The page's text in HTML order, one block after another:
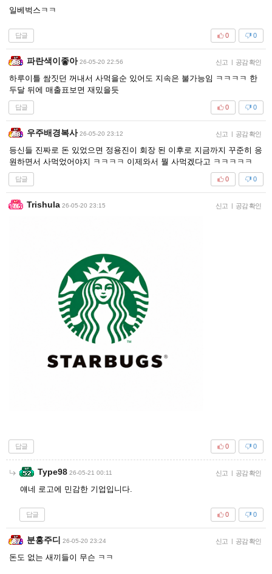
일베벅스ㅋㅋ
답글 0
0
파란색이좋아 26-05-20 22:56 신고 | 공감 확인
하루이틀 쌈짓던 꺼내서 사먹을순 있어도 지속은 불가능임 ㅋㅋㅋㅋ 한
두달 뒤에 매출표보면 재밌을듯
답글 0
0
우주배경복사 26-05-20 23:12 신고 | 공감 확인
등신들 진짜로 돈 있었으면 정용진이 회장 된 이후로 지금까지 꾸준히 응
원하면서 사먹었어야지 ㅋㅋㅋㅋ 이제와서 뭘 사먹겠다고 ㅋㅋㅋㅋㅋ
답글 0
0
Trishula 26-05-20 23:15 신고 | 공감 확인
답글 0
0
Type98 26-05-21 00:11 신고 | 공감 확인
얘네 로고에 민감한 기업입니다.
답글 0
0
분홍주디 26-05-20 23:24 신고 | 공감 확인
돈도 없는 새끼들이 무슨 ㅋㅋ